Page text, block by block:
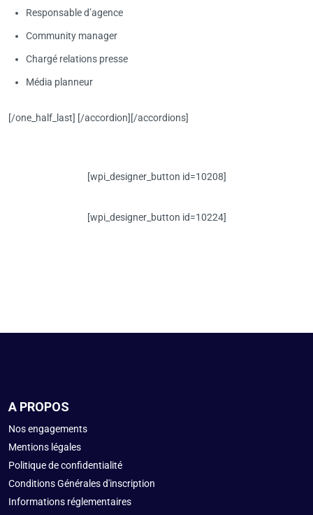
Responsable d’agence
Community manager
Chargé relations presse
Média planneur
[/one_half_last] [/accordion][/accordions]
[wpi_designer_button id=10208]
[wpi_designer_button id=10224]
A PROPOS
Nos engagements
Mentions légales
Politique de confidentialité
Conditions Générales d'inscription
Informations réglementaires